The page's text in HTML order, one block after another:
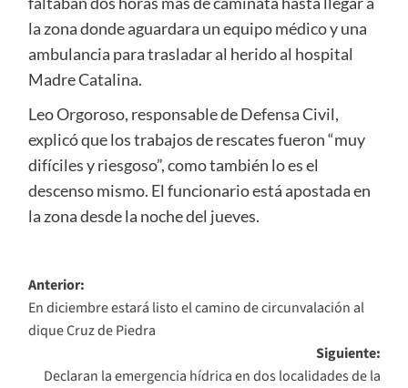
la zona donde aguardara un equipo médico y una
ambulancia para trasladar al herido al hospital
Madre Catalina.
Leo Orgoroso, responsable de Defensa Civil,
explicó que los trabajos de rescates fueron “muy
difíciles y riesgoso”, como también lo es el
descenso mismo. El funcionario está apostada en
la zona desde la noche del jueves.
Navegación
de
entradas
Anterior:
En diciembre estará listo el camino de circunvalación al
dique Cruz de Piedra
Siguiente:
Declaran la emergencia hídrica en dos localidades de la